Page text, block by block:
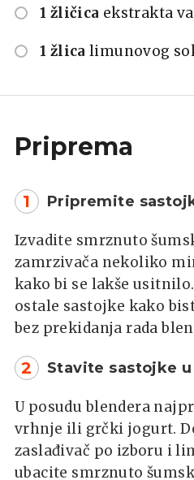
1 žličica ekstrakta
1 žlica limunovog
Priprema
1 Pripremite
Izvadite smrznuto
zamrzivača nekoliko
kako bi se lakše
ostale sastojke kako
bez prekidanja rada
2 Stavite sastojke
U posudu blendera
vrhnje ili grčki jogurt.
zaslađivač po izboru i
ubacite smrznuto